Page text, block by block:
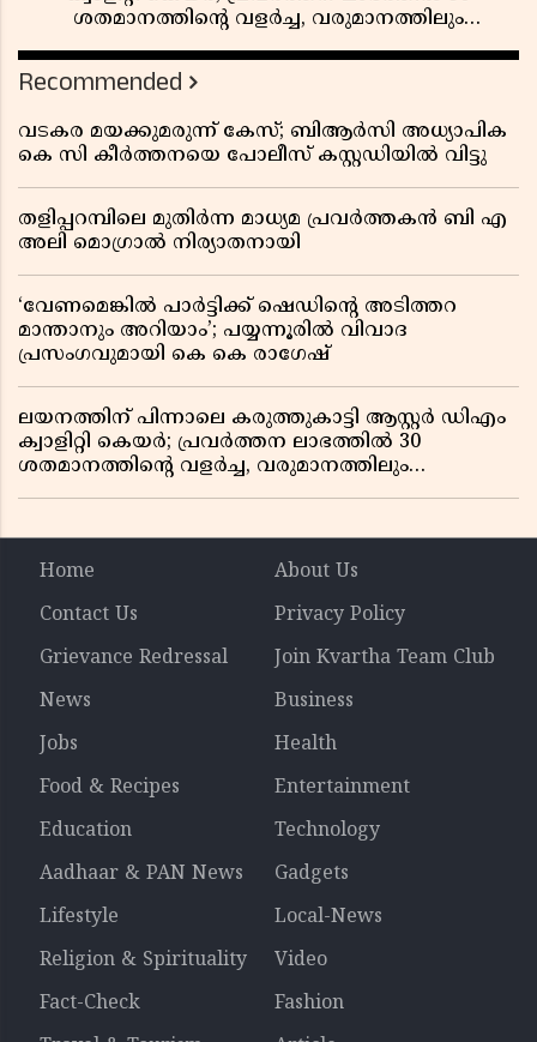
ശതമാനത്തിൻ്റെ വളർച്ച, വരുമാനത്തിലും
റിപ്പോർട്ട് പുറത്ത്
Recommended
വടകര മയക്കുമരുന്ന് കേസ്; ബിആർസി അധ്യാപിക
കെ സി കീർത്തനയെ പോലീസ് കസ്റ്റഡിയിൽ വിട്ടു
തളിപ്പറമ്പിലെ മുതിർന്ന മാധ്യമ പ്രവർത്തകൻ ബി എ
അലി മൊഗ്രാൽ നിര്യാതനായി
‘വേണമെങ്കിൽ പാർട്ടിക്ക് ഷെഡിൻ്റെ അടിത്തറ
മാന്താനും അറിയാം’; പയ്യന്നൂരിൽ വിവാദ
പ്രസംഗവുമായി കെ കെ രാഗേഷ്
ലയനത്തിന് പിന്നാലെ കരുത്തുകാട്ടി ആസ്റ്റർ ഡിഎം
ക്വാളിറ്റി കെയർ; പ്രവർത്തന ലാഭത്തിൽ 30
ശതമാനത്തിൻ്റെ വളർച്ച, വരുമാനത്തിലും
Home
About Us
Contact Us
Privacy Policy
Grievance Redressal
Join Kvartha Team Club
News
Business
Jobs
Health
Food & Recipes
Entertainment
Education
Technology
Aadhaar & PAN News
Gadgets
Lifestyle
Local-News
Religion & Spirituality
Video
Fact-Check
Fashion